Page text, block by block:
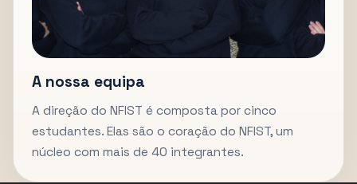
A nossa equipa
A direção do NFIST é composta por cinco
estudantes. Elas são o coração do NFIST, um
núcleo com mais de 40 integrantes.